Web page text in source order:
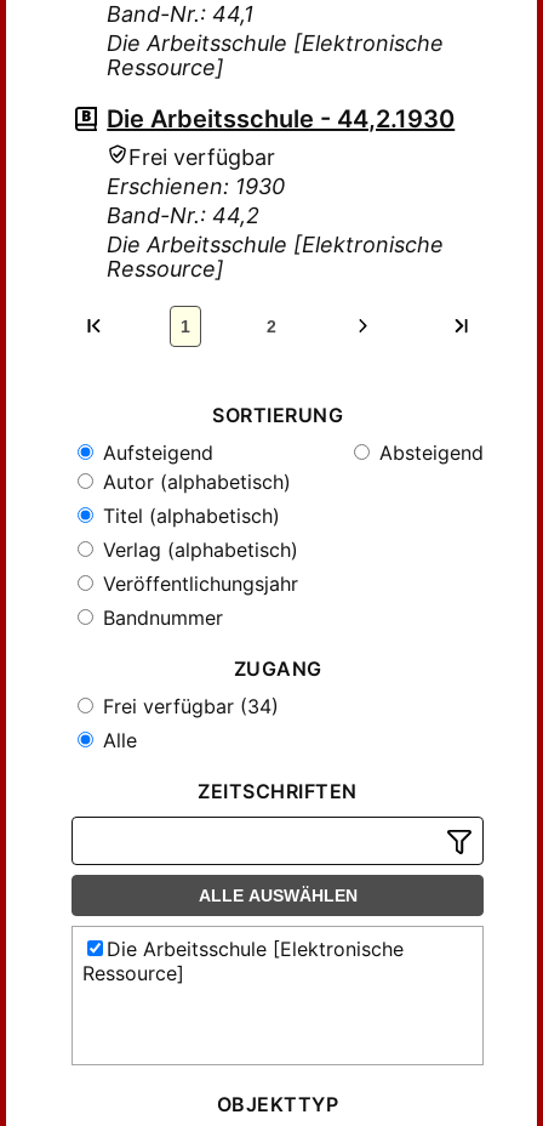
Band-Nr.: 44,1
Die Arbeitsschule [Elektronische
Ressource]
Die Arbeitsschule - 44,2.1930
Frei verfügbar
Erschienen: 1930
Band-Nr.: 44,2
Die Arbeitsschule [Elektronische
Ressource]
1 2
SORTIERUNG
Aufsteigend
Absteigend
Autor (alphabetisch)
Titel (alphabetisch)
Verlag (alphabetisch)
Veröffentlichungsjahr
Bandnummer
ZUGANG
Frei verfügbar (34)
Alle
ZEITSCHRIFTEN
ALLE AUSWÄHLEN
Die Arbeitsschule [Elektronische
Ressource]
OBJEKTTYP